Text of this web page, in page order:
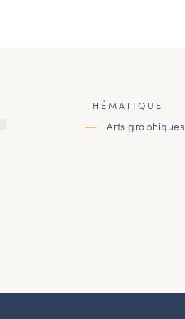
THÉMATIQUE
Arts graphiques